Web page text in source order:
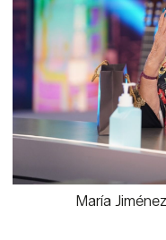
María